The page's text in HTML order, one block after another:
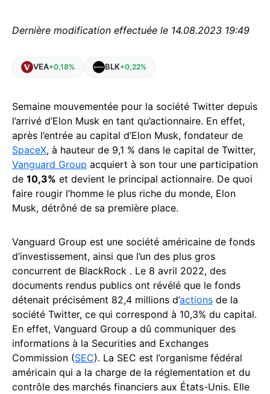
Dernière modification effectuée le 14.08.2023 19:49
VEA+0,18% BLK+0,22%
Semaine mouvementée pour la société Twitter depuis
l’arrivé d’Elon Musk en tant qu’actionnaire. En effet,
après l’entrée au capital d’Elon Musk, fondateur de
SpaceX, à hauteur de 9,1 % dans le capital de Twitter,
Vanguard Group acquiert à son tour une participation
de 10,3% et devient le principal actionnaire. De quoi
faire rougir l’homme le plus riche du monde, Elon
Musk, détrôné de sa première place.
Vanguard Group est une société américaine de fonds
d’investissement, ainsi que l’un des plus gros
concurrent de BlackRock . Le 8 avril 2022, des
documents rendus publics ont révélé que le fonds
détenait précisément 82,4 millions d’actions de la
société Twitter, ce qui correspond à 10,3% du capital.
En effet, Vanguard Group a dû communiquer des
informations à la Securities and Exchanges
Commission (SEC). La SEC est l’organisme fédéral
américain qui a la charge de la réglementation et du
contrôle des marchés financiers aux États-Unis. Elle